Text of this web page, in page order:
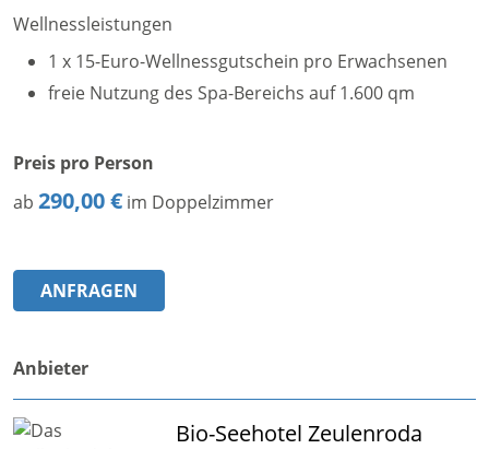
Wellnessleistungen
1 x 15-Euro-Wellnessgutschein pro Erwachsenen
freie Nutzung des Spa-Bereichs auf 1.600 qm
Preis pro Person
ab 290,00 € im Doppelzimmer
ANFRAGEN
Anbieter
Bio-Seehotel Zeulenroda